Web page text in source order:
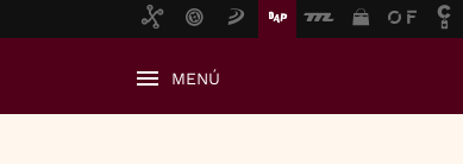
MENÚ